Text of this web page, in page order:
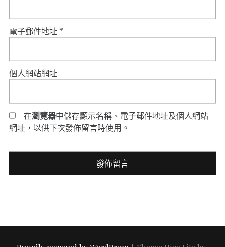
電子郵件地址 *
個人網站網址
在瀏覽器中儲存顯示名稱、電子郵件地址及個人網站
網址，以供下次發佈留言時使用。